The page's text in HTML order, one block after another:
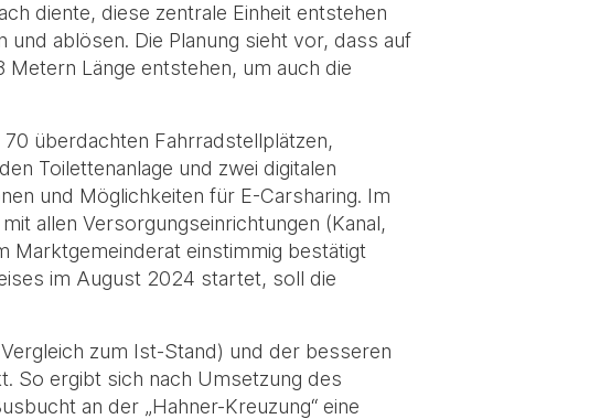
diente, diese zentrale Einheit entstehen
und ablösen. Die Planung sieht vor, dass auf
Länge entstehen, um auch die
überdachten Fahrradstellplätzen,
Toilettenanlage und zwei digitalen
und Möglichkeiten für E-Carsharing. Im
allen Versorgungseinrichtungen (Kanal,
Marktgemeinderat einstimmig bestätigt
im August 2024 startet, soll die
zum Ist-Stand) und der besseren
So ergibt sich nach Umsetzung des
an der „Hahner-Kreuzung“ eine